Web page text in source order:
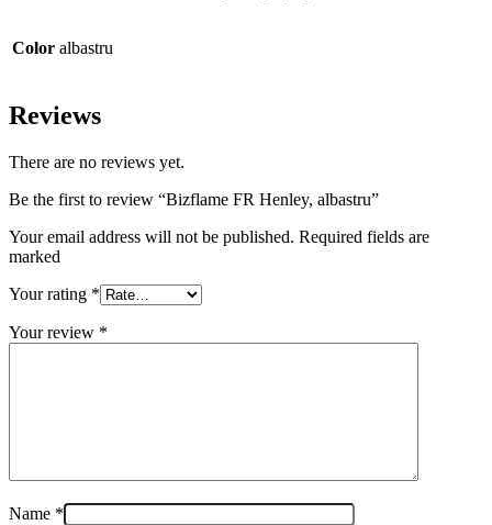
Color albastru
Reviews
There are no reviews yet.
Be the first to review “Bizflame FR Henley, albastru”
Your email address will not be published. Required fields are
marked
Your rating *
Your review *
Name *